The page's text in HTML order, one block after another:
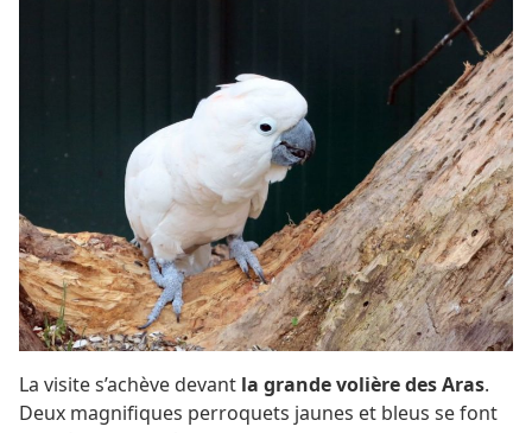
La visite s’achève devant la grande volière des Aras.
Deux magnifiques perroquets jaunes et bleus se font